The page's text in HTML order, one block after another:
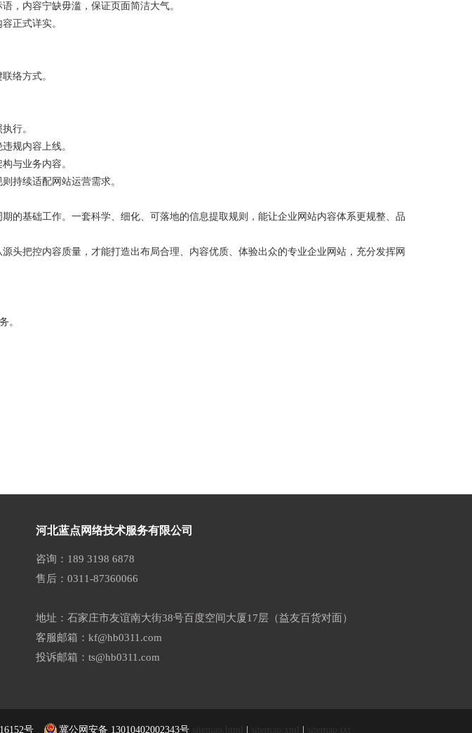
内容宁缺毋滥，保证页面简洁大气。
正式详实。
络方式。
行。
规内容上线。
与业务内容。
持续适配网站运营需求。
的基础工作。一套科学、细化、可落地的信息提取规则，能让企业网站内容体系更规整、品
把控内容质量，才能打造出布局合理、内容优质、体验出众的专业企业网站，充分发挥网
。
河北蓝点网络技术服务有限公司
咨询：189 3198 6878
售后：0311-87360066
地址：石家庄市友谊南大街38号百度空间大厦17层（益友百货对面）
客服邮箱：kf@hb0311.com
投诉邮箱：ts@hb0311.com
号 冀公网安备 13010402002343号 sitemap.xml sitemap.txt